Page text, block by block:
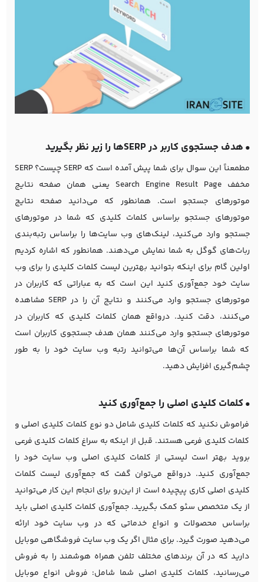
•هدف جستجوی کاربر در SERP‌ها را زیر نظر بگیرید
مطمعناً این سوال برای شما پیش آمده است که SERP چیست؟ SERP
مخفف Search Engine Result Page یعنی همان صفحه نتایج
موتورهای جستجو است. همانطور که می‌دانید صفحه نتایج
موتورهای جستجو براساس کلمات کلیدی که شما در موتورهای
جستجو وارد می‌کنید، لینک‌های وب سایت‌ها را براساس رتبه‌بندی
ربات‌های گوگل به شما نمایش می‌دهند. همانطور که اشاره کردیم
اولین گام برای اینکه بتوانید بهترین لیست کلمات کلیدی را برای وب
سایت خود جمع‌آوری کنید این است که به عباراتی که کاربران در
موتورهای جستجو وارد می‌کنند و نتایج آن را در SERP مشاهده
می‌کنند، دقت کنید. درواقع همان کلمات کلیدی که کاربران در
موتورهای جستجو وارد می‌کنند همان هدف جستجوی کاربران است
که شما براساس آن‌ها می‌توانید رتبه وب سایت خود را به طور
چشم‌گیری افزایش دهید.
•کلمات کلیدی اصلی را جمع‌آوری کنید
فراموش نکنید که کلمات کلیدی شامل دو نوع کلمات کلیدی اصلی و
کلمات کلیدی فرعی هستند. قبل از اینکه به سراغ کلمات کلیدی فرعی
بروید بهتر است لیستی از کلمات کلیدی اصلی وب سایت خود را
جمع‌آوری کنید. درواقع می‌توان گفت که جمع‌آوری لیست کلمات
کلیدی اصلی کاری پیچیده است از این‌رو برای انجام این کار می‌توانید
از یک متخصص سئو کمک بگیرید. جمع‌آوری کلمات کلیدی اصلی باید
براساس محصولات و انواع خدماتی که در وب سایت خود ارائه
می‌دهید صورت گیرد. برای مثال اگر یک وب سایت فروشگاهی موبایل
دارید که در آن برندهای مختلف تلفن همراه هوشمند را به فروش
می‌رسانید، کلمات کلیدی اصلی شما شامل: فروش انواع موبایل